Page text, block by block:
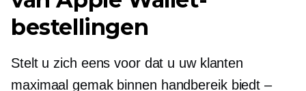
bestellingen
Stelt u zich eens voor dat u uw klanten
maximaal gemak binnen handbereik biedt –